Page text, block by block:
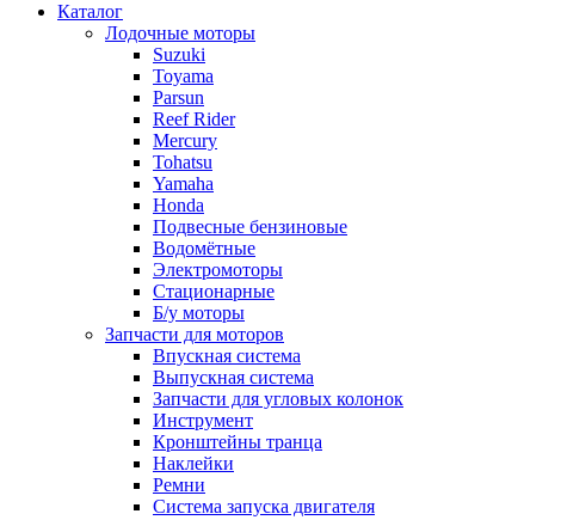
Каталог
Лодочные моторы
Suzuki
Toyama
Parsun
Reef Rider
Mercury
Tohatsu
Yamaha
Honda
Подвесные бензиновые
Водомётные
Электромоторы
Стационарные
Б/у моторы
Запчасти для моторов
Впускная система
Выпускная система
Запчасти для угловых колонок
Инструмент
Кронштейны транца
Наклейки
Ремни
Система запуска двигателя